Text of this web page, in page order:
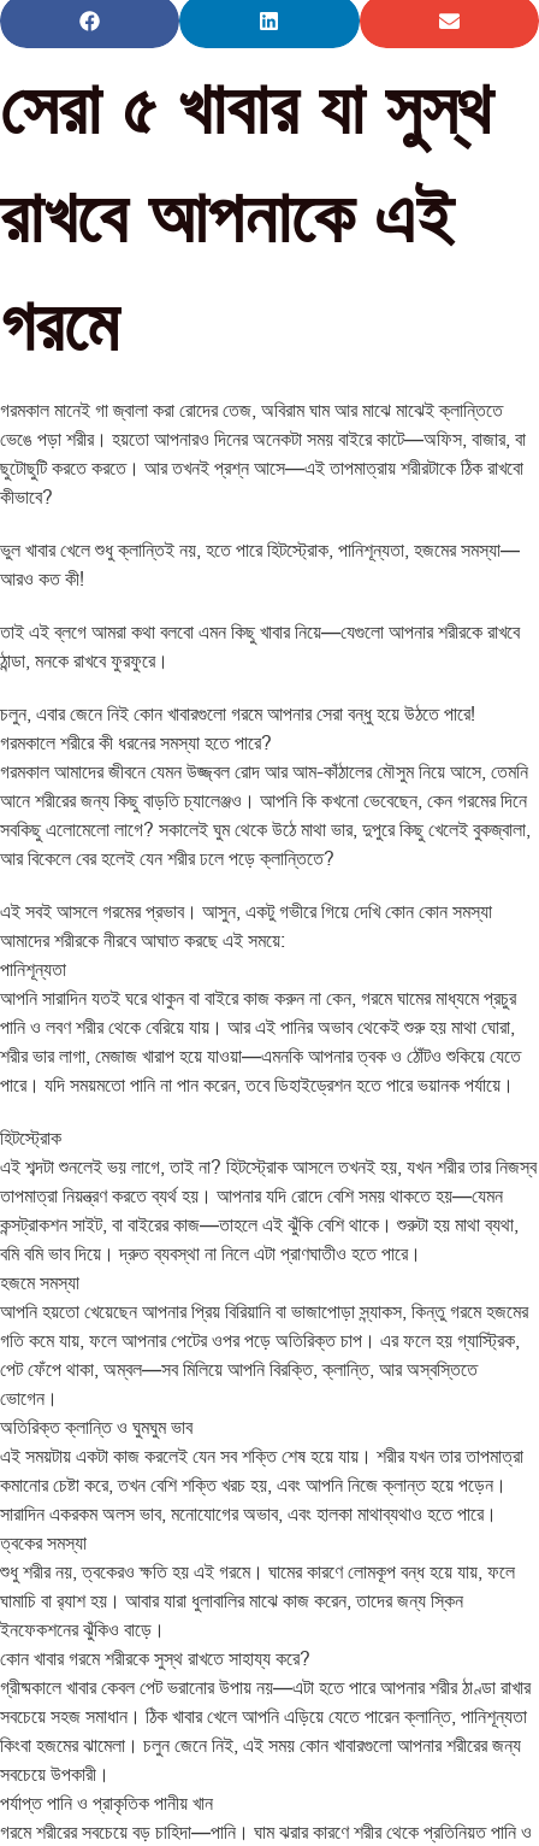
সেরা ৫ খাবার যা সুস্থ
রাখবে আপনাকে এই
গরমে
গরমকাল মানেই গা জ্বালা করা রোদের তেজ, অবিরাম ঘাম আর মাঝে মাঝেই ক্লান্তিতে
ভেঙে পড়া শরীর। হয়তো আপনারও দিনের অনেকটা সময় বাইরে কাটে—অফিস, বাজার, বা
ছুটোছুটি করতে করতে। আর তখনই প্রশ্ন আসে—এই তাপমাত্রায় শরীরটাকে ঠিক রাখবো
কীভাবে?
ভুল খাবার খেলে শুধু ক্লান্তিই নয়, হতে পারে হিটস্ট্রোক, পানিশূন্যতা, হজমের সমস্যা—
আরও কত কী!
তাই এই ব্লগে আমরা কথা বলবো এমন কিছু খাবার নিয়ে—যেগুলো আপনার শরীরকে রাখবে
ঠান্ডা, মনকে রাখবে ফুরফুরে।
চলুন, এবার জেনে নিই কোন খাবারগুলো গরমে আপনার সেরা বন্ধু হয়ে উঠতে পারে!
গরমকালে শরীরে কী ধরনের সমস্যা হতে পারে?
গরমকাল আমাদের জীবনে যেমন উজ্জ্বল রোদ আর আম-কাঁঠালের মৌসুম নিয়ে আসে, তেমনি
আনে শরীরের জন্য কিছু বাড়তি চ্যালেঞ্জও। আপনি কি কখনো ভেবেছেন, কেন গরমের দিনে
সবকিছু এলোমেলো লাগে? সকালেই ঘুম থেকে উঠে মাথা ভার, দুপুরে কিছু খেলেই বুকজ্বালা,
আর বিকেলে বের হলেই যেন শরীর ঢলে পড়ে ক্লান্তিতে?
এই সবই আসলে গরমের প্রভাব। আসুন, একটু গভীরে গিয়ে দেখি কোন কোন সমস্যা
আমাদের শরীরকে নীরবে আঘাত করছে এই সময়ে:
পানিশূন্যতা
আপনি সারাদিন যতই ঘরে থাকুন বা বাইরে কাজ করুন না কেন, গরমে ঘামের মাধ্যমে প্রচুর
পানি ও লবণ শরীর থেকে বেরিয়ে যায়। আর এই পানির অভাব থেকেই শুরু হয় মাথা ঘোরা,
শরীর ভার লাগা, মেজাজ খারাপ হয়ে যাওয়া—এমনকি আপনার ত্বক ও ঠোঁটও শুকিয়ে যেতে
পারে। যদি সময়মতো পানি না পান করেন, তবে ডিহাইড্রেশন হতে পারে ভয়ানক পর্যায়ে।
হিটস্ট্রোক
এই শব্দটা শুনলেই ভয় লাগে, তাই না? হিটস্ট্রোক আসলে তখনই হয়, যখন শরীর তার নিজস্ব
তাপমাত্রা নিয়ন্ত্রণ করতে ব্যর্থ হয়। আপনার যদি রোদে বেশি সময় থাকতে হয়—যেমন
কন্সট্রাকশন সাইট, বা বাইরের কাজ—তাহলে এই ঝুঁকি বেশি থাকে। শুরুটা হয় মাথা ব্যথা,
বমি বমি ভাব দিয়ে। দ্রুত ব্যবস্থা না নিলে এটা প্রাণঘাতীও হতে পারে।
হজমে সমস্যা
আপনি হয়তো খেয়েছেন আপনার প্রিয় বিরিয়ানি বা ভাজাপোড়া স্ন্যাকস, কিন্তু গরমে হজমের
গতি কমে যায়, ফলে আপনার পেটের ওপর পড়ে অতিরিক্ত চাপ। এর ফলে হয় গ্যাস্ট্রিক,
পেট ফেঁপে থাকা, অম্বল—সব মিলিয়ে আপনি বিরক্তি, ক্লান্তি, আর অস্বস্তিতে
ভোগেন।
অতিরিক্ত ক্লান্তি ও ঘুমঘুম ভাব
এই সময়টায় একটা কাজ করলেই যেন সব শক্তি শেষ হয়ে যায়। শরীর যখন তার তাপমাত্রা
কমানোর চেষ্টা করে, তখন বেশি শক্তি খরচ হয়, এবং আপনি নিজে ক্লান্ত হয়ে পড়েন।
সারাদিন একরকম অলস ভাব, মনোযোগের অভাব, এবং হালকা মাথাব্যথাও হতে পারে।
ত্বকের সমস্যা
শুধু শরীর নয়, ত্বকেরও ক্ষতি হয় এই গরমে। ঘামের কারণে লোমকূপ বন্ধ হয়ে যায়, ফলে
ঘামাচি বা র‍্যাশ হয়। আবার যারা ধুলাবালির মাঝে কাজ করেন, তাদের জন্য স্কিন
ইনফেকশনের ঝুঁকিও বাড়ে।
কোন খাবার গরমে শরীরকে সুস্থ রাখতে সাহায্য করে?
গ্রীষ্মকালে খাবার কেবল পেট ভরানোর উপায় নয়—এটা হতে পারে আপনার শরীর ঠাণ্ডা রাখার
সবচেয়ে সহজ সমাধান। ঠিক খাবার খেলে আপনি এড়িয়ে যেতে পারেন ক্লান্তি, পানিশূন্যতা
কিংবা হজমের ঝামেলা। চলুন জেনে নিই, এই সময় কোন খাবারগুলো আপনার শরীরের জন্য
সবচেয়ে উপকারী।
পর্যাপ্ত পানি ও প্রাকৃতিক পানীয় খান
গরমে শরীরের সবচেয়ে বড় চাহিদা—পানি। ঘাম ঝরার কারণে শরীর থেকে প্রতিনিয়ত পানি ও